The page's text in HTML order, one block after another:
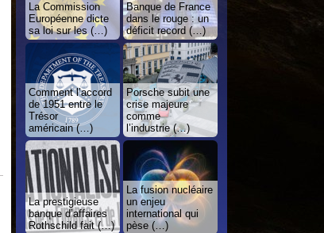
La Commission
Européenne dicte
sa loi sur les (…)
Banque de France
dans le rouge : un
déficit record (…)
Comment l’accord
de 1951 entre le
Trésor
américain (…)
Porsche subit une
crise majeure
comme
l’industrie (…)
La prestigieuse
banque d’affaires
Rothschild fait (…)
La fusion nucléaire
un enjeu
international qui
pèse (…)